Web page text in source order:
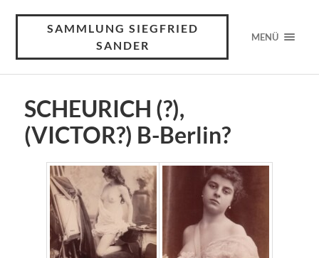
SAMMLUNG SIEGFRIED
SANDER
MENÜ
SCHEURICH (?),
(VICTOR?) B-Berlin?